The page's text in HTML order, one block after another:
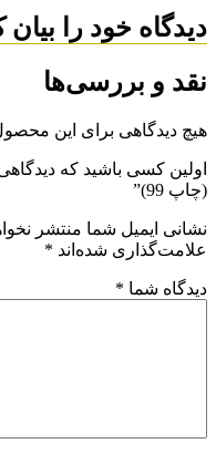
دیدگاه خود را بیان
نقد و بررسی‌ها
هیچ دیدگاهی برای این
اولین کسی باشید که
(چاپ 99)”
نشانی ایمیل شما منتشر
علامت‌گذاری شده‌اند *
دیدگاه شما *